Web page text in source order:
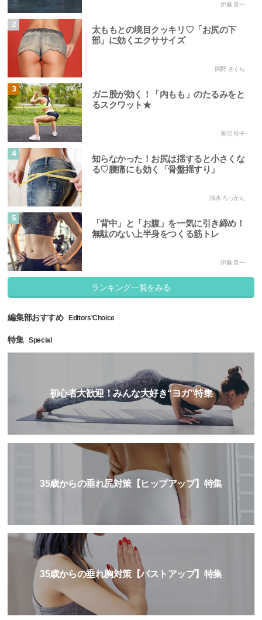
伊藤 晃一
2
太ももとの境目クッキリ♡「お尻の下
部」に効くエクササイズ
関野 さくら
3
ガニ股が効く！「内もも」のたるみをと
るスクワット★
美宅 玲子
4
知らなかった！お尻は揺すると小さくな
る♡腰痛にも効く「骨盤揺すり」
清水 ろっかん
5
「背中」と「お腹」を一気に引き締め！
無駄のない上半身をつくる筋トレ
伊藤 晃一
ランキング一覧をみる
編集部おすすめ Editors'Choice
特集 Special
初心者大歓迎！みんな大好き“ヨガ”特集
35歳からの垂れ尻対策【ヒップアップ】特集
35歳からの垂れ胸対策【バストアップ】特集